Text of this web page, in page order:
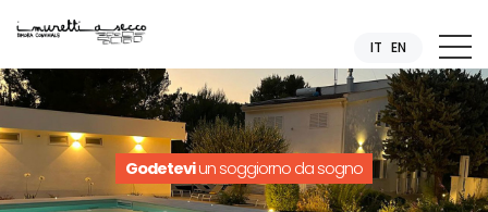
IT EN
Godeteviun soggiorno da sogno